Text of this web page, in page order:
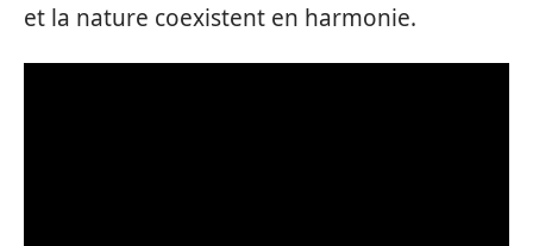
et la nature coexistent en harmonie.